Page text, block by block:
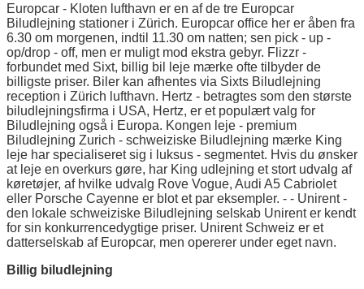
Europcar - Kloten lufthavn er en af de tre Europcar
Biludlejning stationer i Zürich. Europcar office her er åben fra
6.30 om morgenen, indtil 11.30 om natten; sen pick - up -
op/drop - off, men er muligt mod ekstra gebyr. Flizzr -
forbundet med Sixt, billig bil leje mærke ofte tilbyder de
billigste priser. Biler kan afhentes via Sixts Biludlejning
reception i Zürich lufthavn. Hertz - betragtes som den største
biludlejningsfirma i USA, Hertz, er et populært valg for
Biludlejning også i Europa. Kongen leje - premium
Biludlejning Zurich - schweiziske Biludlejning mærke King
leje har specialiseret sig i luksus - segmentet. Hvis du ønsker
at leje en overkurs gøre, har King udlejning et stort udvalg af
køretøjer, af hvilke udvalg Rove Vogue, Audi A5 Cabriolet
eller Porsche Cayenne er blot et par eksempler. - - Unirent -
den lokale schweiziske Biludlejning selskab Unirent er kendt
for sin konkurrencedygtige priser. Unirent Schweiz er et
datterselskab af Europcar, men opererer under eget navn.
Billig biludlejning